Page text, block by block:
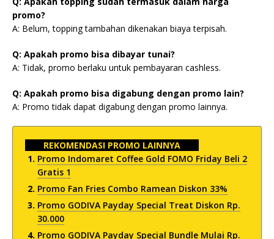
promo?
A: Belum, topping tambahan dikenakan biaya terpisah.
Q: Apakah promo bisa dibayar tunai?
A: Tidak, promo berlaku untuk pembayaran cashless.
Q: Apakah promo bisa digabung dengan promo lain?
A: Promo tidak dapat digabung dengan promo lainnya.
REKOMENDASI PROMO LAINNYA
Promo Indomaret Coffee Gold FOMO Friday Beli 2
Gratis 1
Promo Fan Fries Combo Ramean Diskon 33%
Promo GODIVA Payday Special Treat Diskon Rp.
30.000
Promo GODIVA Payday Special Bundle Mulai Rp.